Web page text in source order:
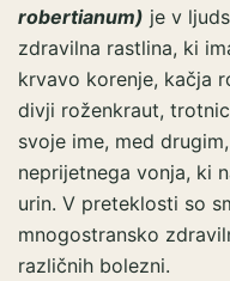
robertianum) je v
zdravilna rastlina, ki
krvavo korenje, kačja
divji roženkraut,
svoje ime, med
neprijetnega vonja, ki
urin. V preteklosti so
mnogostransko
različnih bolezni.